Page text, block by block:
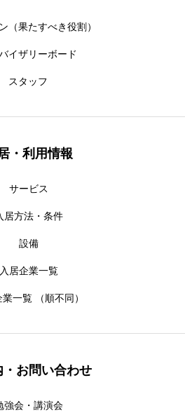
（果たすべき役割）
イザリーボード
スタッフ
・利用情報
サービス
居方法・条件
設備
入居企業一覧
一覧 （順不同）
・お問い合わせ
強会・講演会